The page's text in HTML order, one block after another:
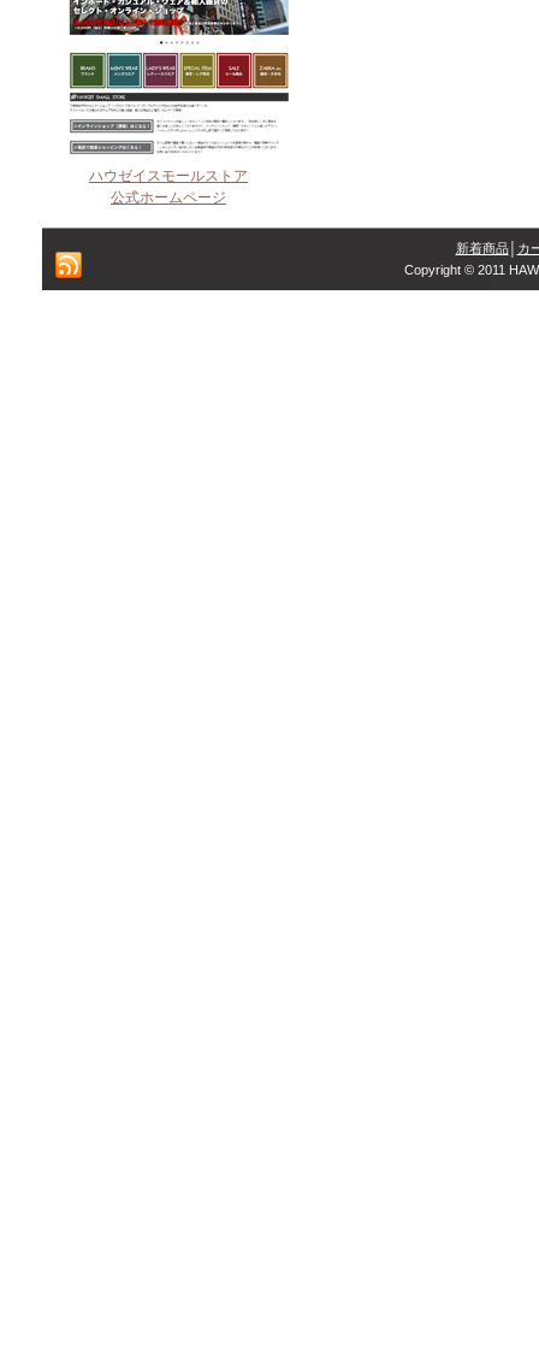
ハウゼイスモールストア
公式ホームページ
新着商品│
カ
Copyright © 2011